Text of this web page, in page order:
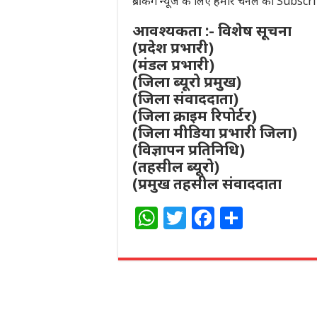
आवश्यकता :- विशेष सूचना
(प्रदेश प्रभारी)
(मंडल प्रभारी)
(जिला ब्यूरो प्रमुख)
(जिला संवाददाता)
(जिला क्राइम रिपोर्टर)
(जिला मीडिया प्रभारी जिला)
(विज्ञापन प्रतिनिधि)
(तहसील ब्यूरो)
(प्रमुख तहसील संवाददाता
W
at
T
itt
F
c ar